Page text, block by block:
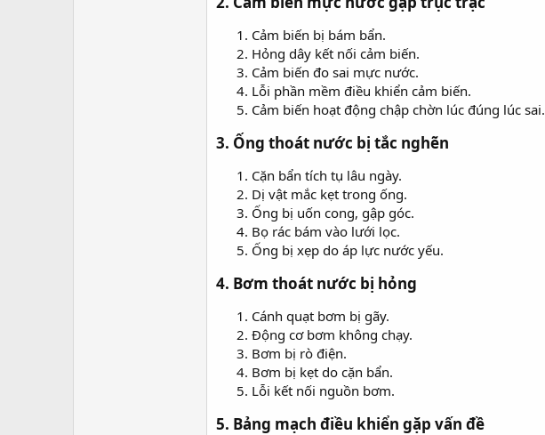
Cảm biến bị bám bẩn.
Hỏng dây kết nối cảm biến.
Cảm biến đo sai mực nước.
Lỗi phần mềm điều khiển cảm biến.
Cảm biến hoạt động chập chờn lúc đúng lúc sai.
3. Ống thoát nước bị tắc nghẽn
Cặn bẩn tích tụ lâu ngày.
Dị vật mắc kẹt trong ống.
Ống bị uốn cong, gập góc.
Bọ rác bám vào lưới lọc.
Ống bị xẹp do áp lực nước yếu.
4. Bơm thoát nước bị hỏng
Cánh quạt bơm bị gãy.
Động cơ bơm không chạy.
Bơm bị rò điện.
Bơm bị kẹt do cặn bẩn.
Lỗi kết nối nguồn bơm.
5. Bảng mạch điều khiển gặp vấn đề